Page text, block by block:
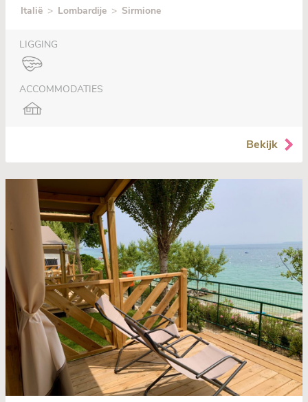
Italië > Lombardije > Sirmione
LIGGING
ACCOMMODATIES
Bekijk